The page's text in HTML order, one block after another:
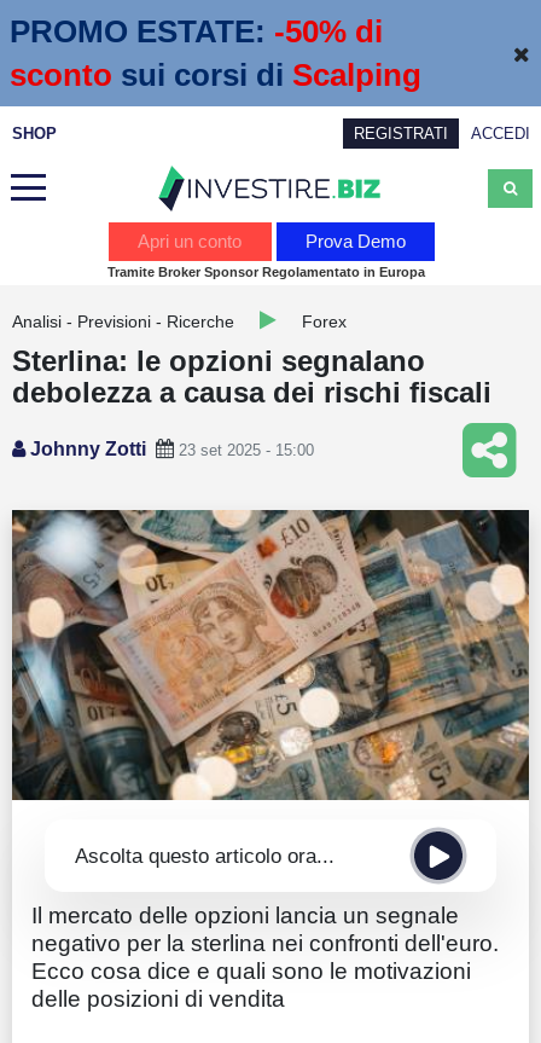
PROMO ESTATE: -50% di
sconto sui corsi di Scalping
SHOP REGISTRATI ACCEDI
Webinar
Education
Guide
Quotazioni
Conto IG
Guru Monitor
Stagionalità
Apri un conto Prova Demo
Tramite Broker Sponsor Regolamentato in Europa
Analisi - Previsioni - Ricerche Forex
Sterlina: le opzioni segnalano
debolezza a causa dei rischi fiscali
Johnny Zotti 23 set 2025 - 15:00
Ascolta questo articolo ora...
Il mercato delle opzioni lancia un segnale
negativo per la sterlina nei confronti dell'euro.
Ecco cosa dice e quali sono le motivazioni
delle posizioni di vendita